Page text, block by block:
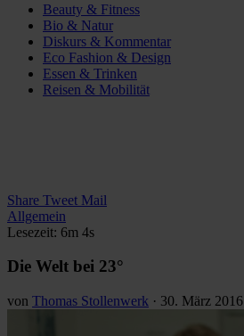
Beauty & Fitness
Bio & Natur
Diskurs & Kommentar
Eco Fashion & Design
Essen & Trinken
Reisen & Mobilität
Share Tweet Mail
Allgemein
Lesezeit: 6m 4s
Die Welt bei 23°
von Thomas Stollenwerk · 30. März 2016